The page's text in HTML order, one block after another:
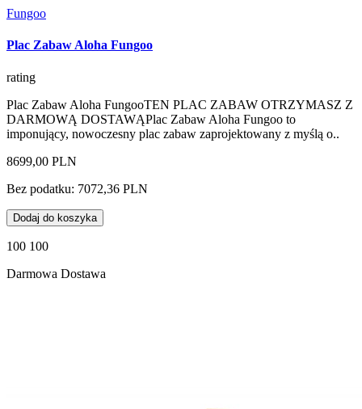
Fungoo
Plac Zabaw Aloha Fungoo
rating
Plac Zabaw Aloha FungooTEN PLAC ZABAW OTRZYMASZ Z
DARMOWĄ DOSTAWĄPlac Zabaw Aloha Fungoo to
imponujący, nowoczesny plac zabaw zaprojektowany z myślą o..
8699,00 PLN
Bez podatku: 7072,36 PLN
Dodaj do koszyka
100 100
Darmowa Dostawa